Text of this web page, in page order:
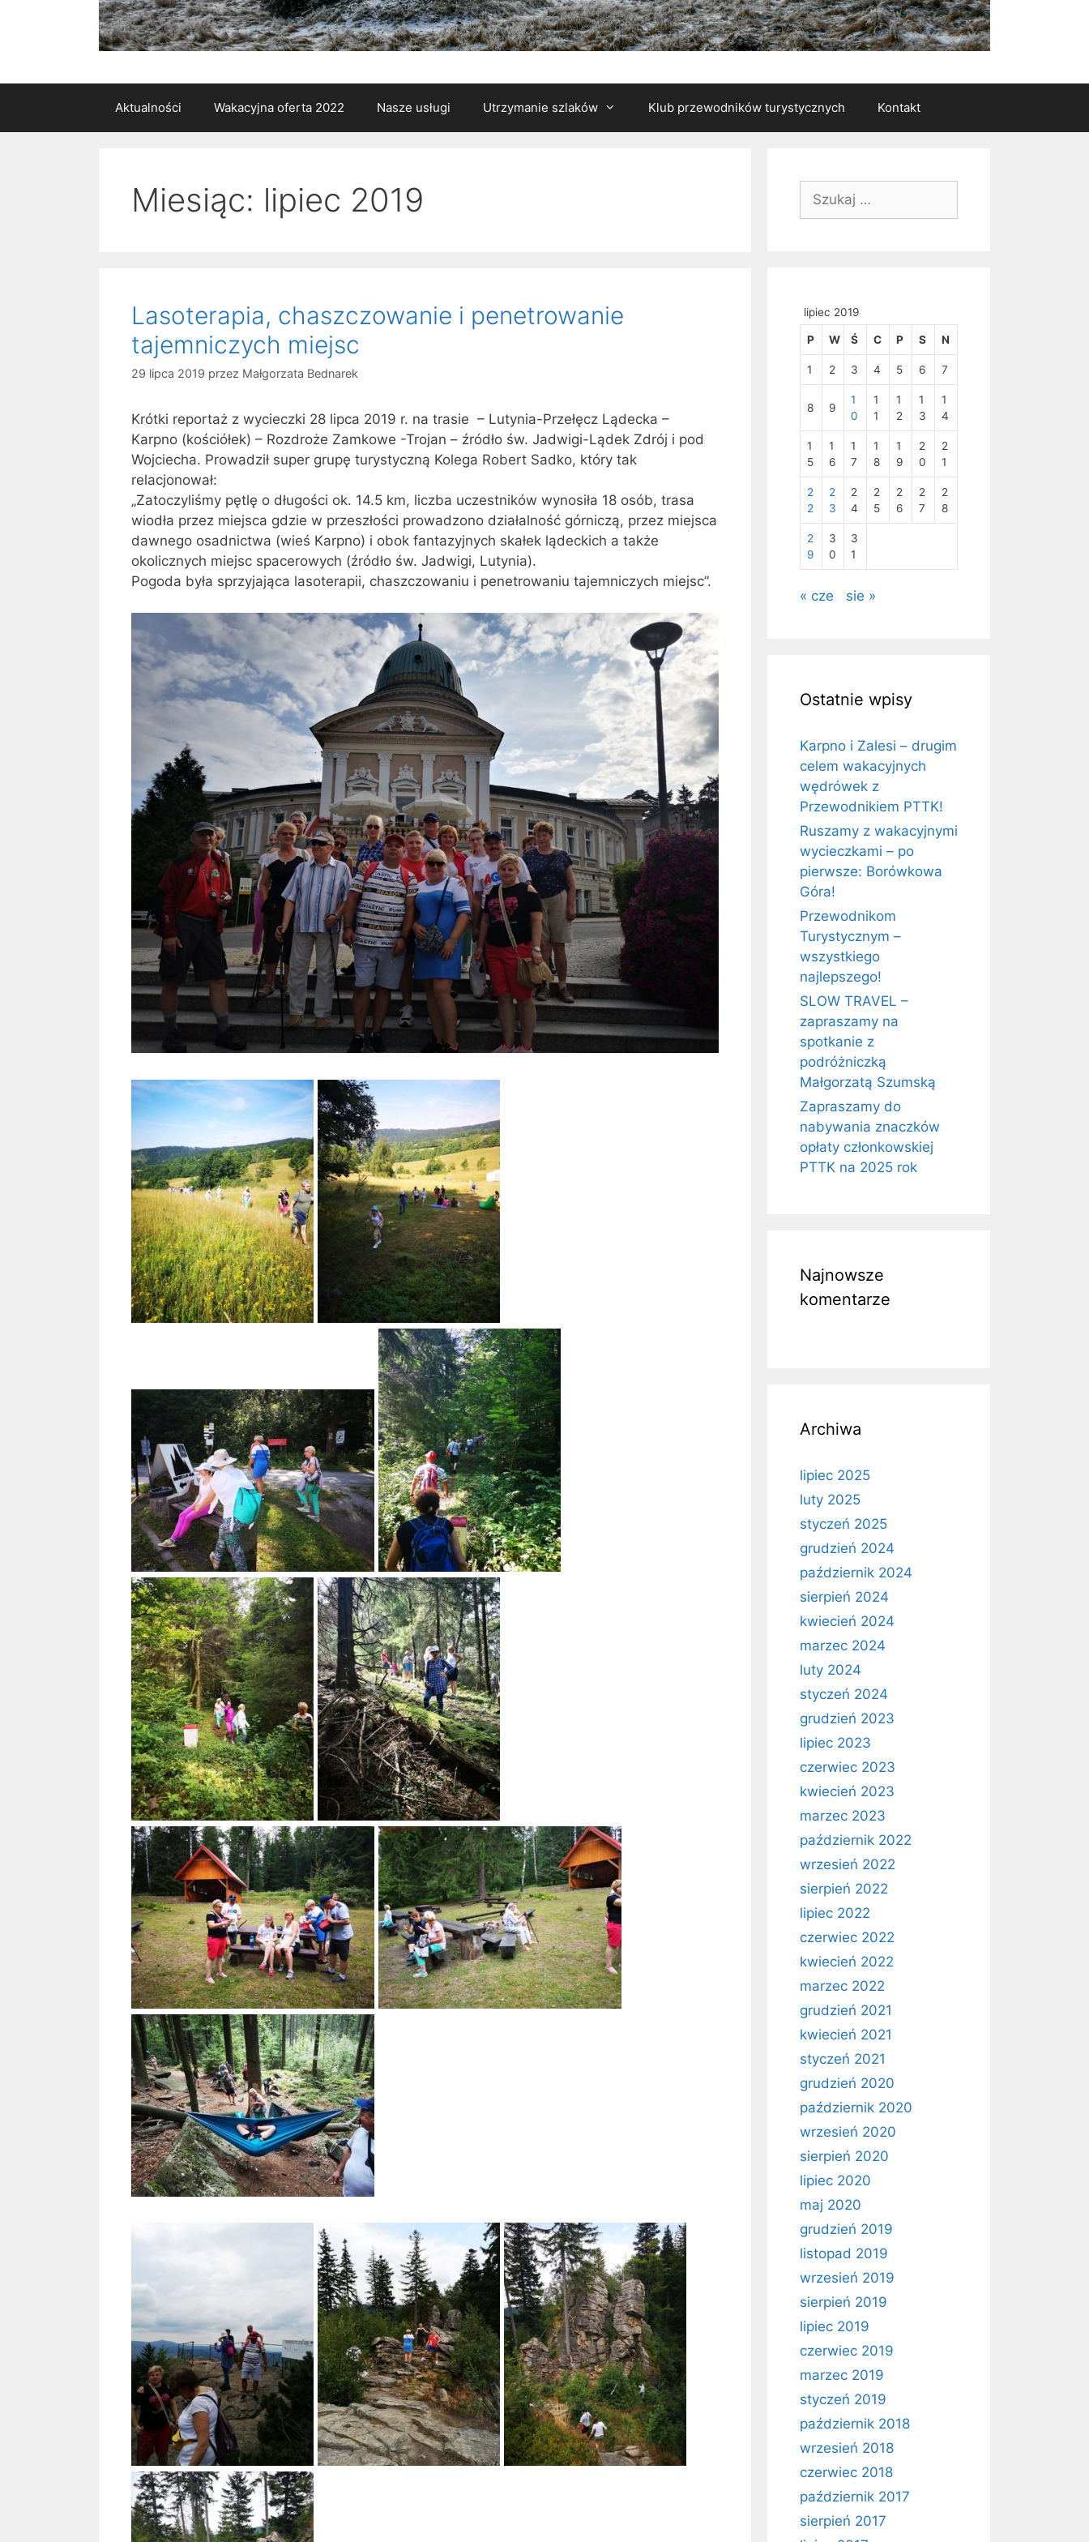
Aktualności Wakacyjna oferta 2022 Nasze usługi Utrzymanie szlaków Klub przewodników turystycznych Kontakt
Miesiąc: lipiec 2019
Lasoterapia, chaszczowanie i penetrowanie
tajemniczych miejsc
29 lipca 2019 przez Małgorzata Bednarek
Krótki reportaż z wycieczki 28 lipca 2019 r. na trasie – Lutynia-Przełęcz Lądecka –
Karpno (kościółek) – Rozdroże Zamkowe -Trojan – źródło św. Jadwigi-Lądek Zdrój i pod
Wojciecha. Prowadził super grupę turystyczną Kolega Robert Sadko, który tak
relacjonował:
„Zatoczyliśmy pętlę o długości ok. 14.5 km, liczba uczestników wynosiła 18 osób, trasa
wiodła przez miejsca gdzie w przeszłości prowadzono działalność górniczą, przez miejsca
dawnego osadnictwa (wieś Karpno) i obok fantazyjnych skałek lądeckich a także
okolicznych miejsc spacerowych (źródło św. Jadwigi, Lutynia).
Pogoda była sprzyjająca lasoterapii, chaszczowaniu i penetrowaniu tajemniczych miejsc”.
lipiec 2019
P W Ś C P S N
1 2 3 4 5 6 7
8 9
1
0
1
1
1
2
1
3
1
4
1
5
1
6
1
7
1
8
1
9
2
0
2
1
2
2
2
3
2
4
2
5
2
6
2
7
2
8
2
9
3
0
3
1
« cze sie »
Ostatnie wpisy
Karpno i Zalesi – drugim
celem wakacyjnych
wędrówek z
Przewodnikiem PTTK!
Ruszamy z wakacyjnymi
wycieczkami – po
pierwsze: Borówkowa
Góra!
Przewodnikom
Turystycznym –
wszystkiego
najlepszego!
SLOW TRAVEL –
zapraszamy na
spotkanie z
podróżniczką
Małgorzatą Szumską
Zapraszamy do
nabywania znaczków
opłaty członkowskiej
PTTK na 2025 rok
Najnowsze
komentarze
Archiwa
lipiec 2025
luty 2025
styczeń 2025
grudzień 2024
październik 2024
sierpień 2024
kwiecień 2024
marzec 2024
luty 2024
styczeń 2024
grudzień 2023
lipiec 2023
czerwiec 2023
kwiecień 2023
marzec 2023
październik 2022
wrzesień 2022
sierpień 2022
lipiec 2022
czerwiec 2022
kwiecień 2022
marzec 2022
grudzień 2021
kwiecień 2021
styczeń 2021
grudzień 2020
październik 2020
wrzesień 2020
sierpień 2020
lipiec 2020
maj 2020
grudzień 2019
listopad 2019
wrzesień 2019
sierpień 2019
lipiec 2019
czerwiec 2019
marzec 2019
styczeń 2019
październik 2018
wrzesień 2018
czerwiec 2018
październik 2017
sierpień 2017